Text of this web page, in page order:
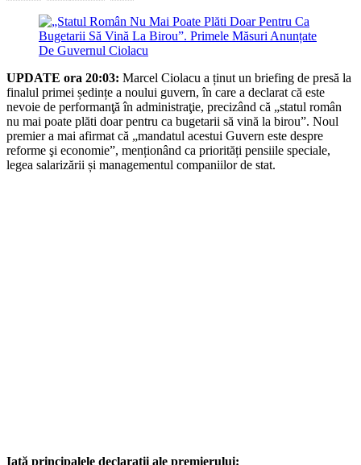
UPDATE ora 20:03: Marcel Ciolacu a ținut un briefing de presă la
finalul primei ședințe a noului guvern, în care a declarat că este
nevoie de performanţă în administraţie, precizând că „statul român
nu mai poate plăti doar pentru ca bugetarii să vină la birou”. Noul
premier a mai afirmat că „mandatul acestui Guvern este despre
reforme şi economie”, menționând ca priorități pensiile speciale,
legea salarizării și managementul companiilor de stat.
Iată principalele declarații ale premierului: